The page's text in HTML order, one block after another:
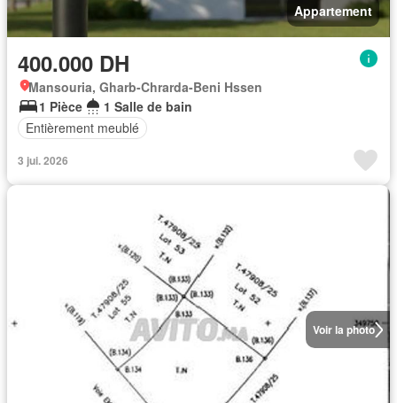
Appartement
400.000 DH
Mansouria, Gharb-Chrarda-Beni Hssen
1 Pièce
1 Salle de bain
Entièrement meublé
3 jui. 2026
Voir la photo